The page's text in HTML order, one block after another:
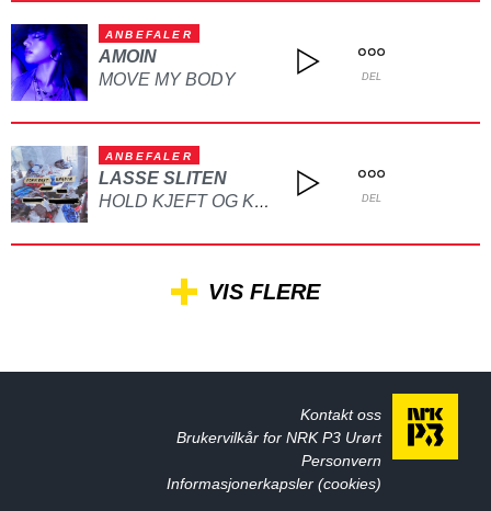
ANBEFALER
AMOIN
MOVE MY BODY
DEL
ANBEFALER
LASSE SLITEN
HOLD KJEFT OG KYSS MEG DEL
VIS FLERE
Kontakt oss
Brukervilkår for NRK P3 Urørt
Personvern
Informasjonerkapsler (cookies)